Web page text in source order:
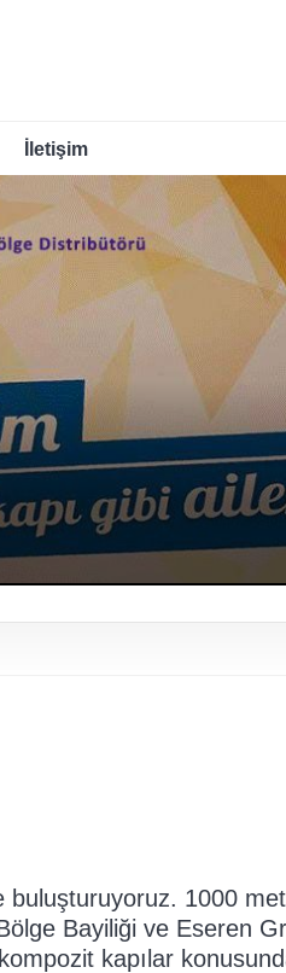
İletişim
1000
Bayiliği ve Eseren
kapılar